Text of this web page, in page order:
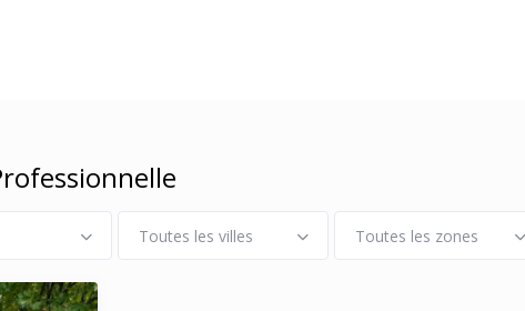
Toutes les villes Toutes les zones